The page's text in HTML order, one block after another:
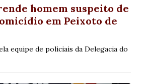
homem suspeito de
em Peixoto de
equipe de policiais da Delegacia do